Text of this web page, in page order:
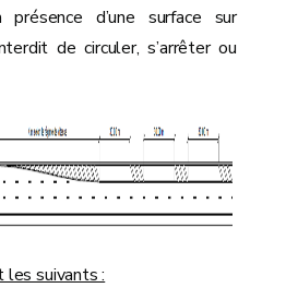
présence d’une surface sur
de circuler, s’arrêter ou
les suivants :